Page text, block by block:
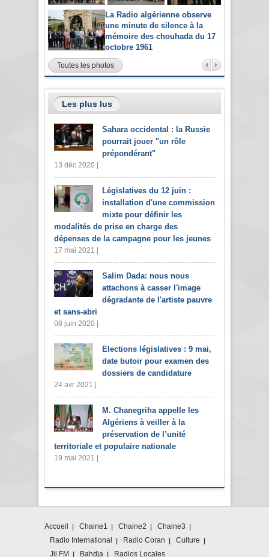
La Radio algérienne observe
une minute de silence à la
mémoire des chouhada du 17
octobre 1961
Toutes les photos
Les plus lus
Sahara occidental : la Russie
pourrait jouer "un rôle
prépondérant"
13 déc 2020 |
Législatives du 12 juin :
installation d'une commission
mixte pour définir les
modalités de prise en charge des
dépenses de la campagne pour les jeunes
17 mai 2021 |
Salim Dada: nous nous
attachons à casser l'image
dégradante de l'artiste pauvre
et sans-abri
08 juin 2020 |
Elections législatives : 9 mai,
date butoir pour examen des
dossiers de candidature
24 avr 2021 |
M. Chanegriha appelle les
Algériens à veiller à la
préservation de l’unité
territoriale et populaire nationale
19 mai 2021 |
Accueil Chaine1 Chaine2
Chaine3
Radio International
Radio Coran
Culture
Jil FM
Bahdja Radios Locales